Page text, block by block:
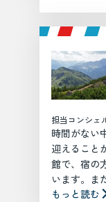
担当コンシ
時間がない
迎えること
館で、宿の
います。ま
もっと読む